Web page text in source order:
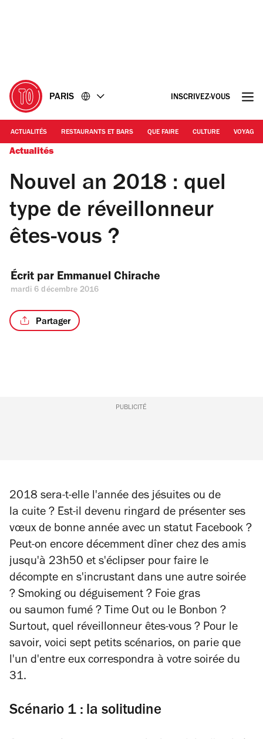
PARIS INSCRIVEZ-VOUS
ACTUALITÉS RESTAURANTS ET BARS QUE FAIRE CULTURE VOYAGE
Actualités
Nouvel an 2018 : quel
type de réveillonneur
êtes-vous ?
Écrit par Emmanuel Chirache
mardi 6 décembre 2016
Partager
PUBLICITÉ
2018 sera-t-elle l'année des jésuites ou de
la cuite ? Est-il devenu ringard de présenter ses
vœux de bonne année avec un statut Facebook ?
Peut-on encore décemment dîner chez des amis
jusqu'à 23h50 et s'éclipser pour faire le
décompte en s'incrustant dans une autre soirée
? Smoking ou déguisement ? Foie gras
ou saumon fumé ? Time Out ou le Bonbon ?
Surtout, quel réveillonneur êtes-vous ? Pour le
savoir, voici sept petits scénarios, on parie que
l'un d'entre eux correspondra à votre soirée du
31.
Scénario 1 : la solitudine